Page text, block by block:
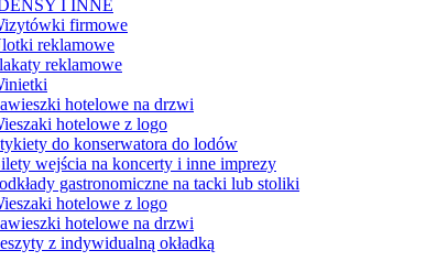
I INNE
firmowe
reklamowe
reklamowe
hotelowe na drzwi
hotelowe z logo
do konserwatora do lodów
wejścia na koncerty i inne imprezy
gastronomiczne na tacki lub stoliki
hotelowe z logo
hotelowe na drzwi
z indywidualną okładką